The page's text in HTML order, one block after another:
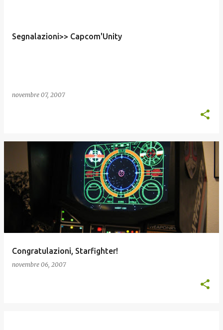
Segnalazioni>> Capcom'Unity
novembre 07, 2007
Congratulazioni, Starfighter!
novembre 06, 2007